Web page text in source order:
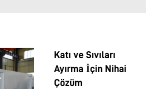
Katı ve Sıvıları
Ayırma İçin Nihai
Çözüm